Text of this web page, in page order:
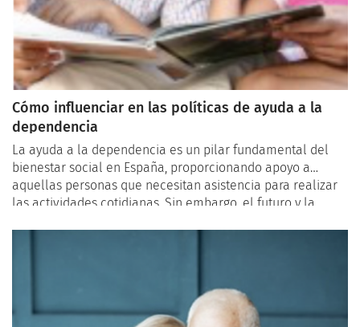
Cómo influenciar en las políticas de ayuda a la
dependencia
La ayuda a la dependencia es un pilar fundamental del
bienestar social en España, proporcionando apoyo a
aquellas personas que necesitan asistencia para realizar
las actividades cotidianas. Sin embargo, el futuro y la
escuchada y considerada en la toma de decisiones. A
continuación, exploraremos cómo los individuos pueden